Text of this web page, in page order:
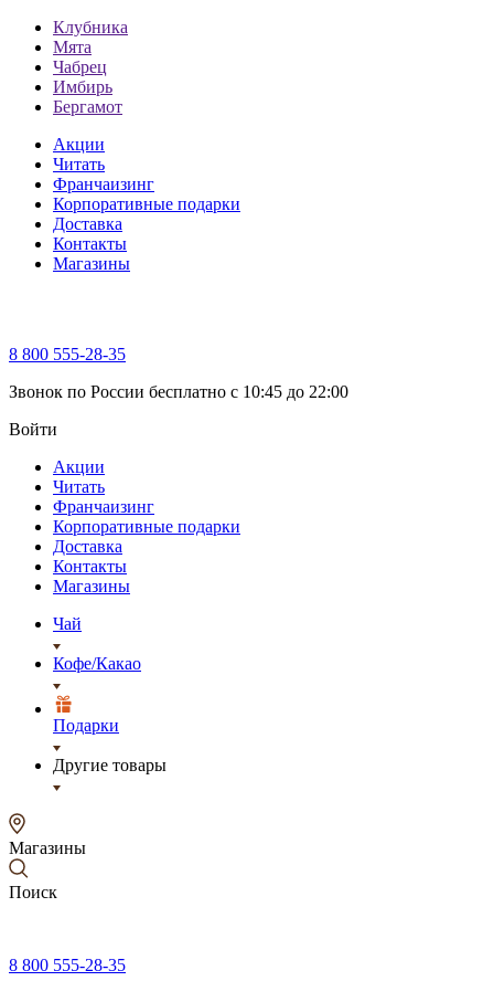
Клубника
Мята
Чабрец
Имбирь
Бергамот
Акции
Читать
Франчаизинг
Корпоративные подарки
Доставка
Контакты
Магазины
8 800 555-28-35
Звонок по России бесплатно c 10:45 до 22:00
Войти
Акции
Читать
Франчаизинг
Корпоративные подарки
Доставка
Контакты
Магазины
Чай
Кофе/Какао
Подарки
Другие товары
Магазины
Поиск
8 800 555-28-35